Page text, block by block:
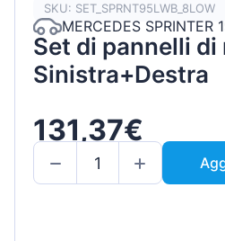
SKU: SET_SPRNT95LWB_8LOW
MERCEDES SPRINTER
Set di pannelli
Sinistra+Destra
131,37€